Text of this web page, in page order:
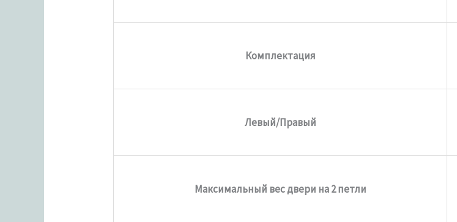
Комплектация
Левый/Правый
Максимальный вес двери на 2 петли